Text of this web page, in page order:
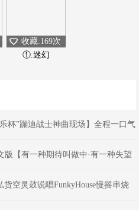
①.迷幻
收藏:169次
杯”蹦迪战士神曲现场】全程一口气
可下载》权少音乐
版【有一种期待叫做中·有一种失望
空灵鼓说唱FunkyHouse慢摇串烧